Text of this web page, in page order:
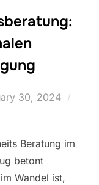
30, 2024
Beratung im
betont
Wandel ist,